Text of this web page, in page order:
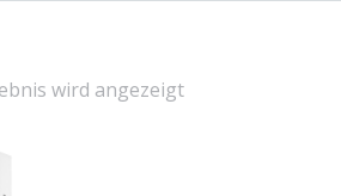
wird angezeigt